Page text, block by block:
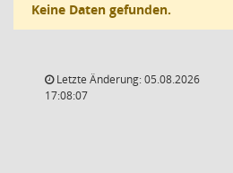
Keine Daten gefunden.
Letzte Änderung: 05.08.2026
17:08:07